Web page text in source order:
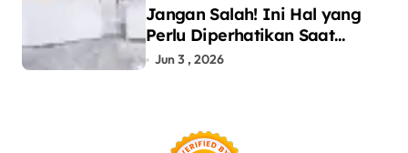
Jangan Salah! Ini Hal yang
Perlu Diperhatikan Saat
Pasang Big Slab
Jun 3 , 2026